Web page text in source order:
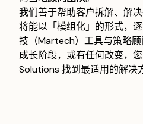
我们善于帮助客户拆解、解
将能以「模组化」的形式，
技（Martech）工具与策略
成长阶段，或有任何改变，
Solutions 找到最适用的解决